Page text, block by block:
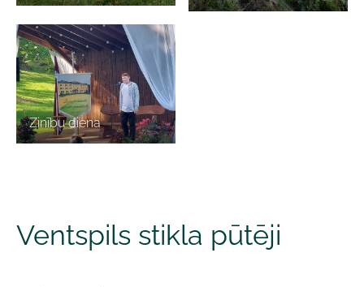
Zinību diena
Ventspils stikla pūtēji